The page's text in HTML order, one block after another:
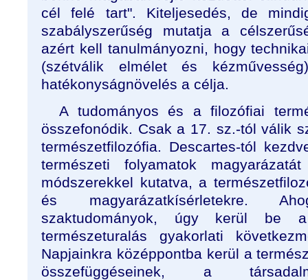
cél felé tart". Kiteljesedés, de
szabályszerűség mutatja a
azért kell tanulmányozni, hogy
(szétválik elmélet és
hatékonyságnövelés a célja.
A tudományos és a filozófiai
összefonódik. Csak a 17. sz.-tól válik
természetfilozófia. Descartes-tól
természeti folyamatok
módszerekkel kutatva, a
és magyarázatkísérletekre.
szaktudományok, úgy kerül be a
természeturalás gyakorlati
Napjainkra középpontba kerül a
összefüggéseinek, a